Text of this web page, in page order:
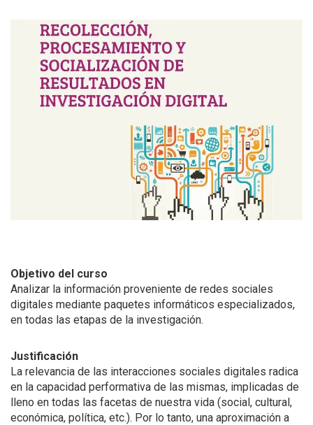
Objetivo del curso
Analizar la información proveniente de redes sociales
digitales mediante paquetes informáticos especializados,
en todas las etapas de la investigación.
Justificación
La relevancia de las interacciones sociales digitales radica
en la capacidad performativa de las mismas, implicadas de
lleno en todas las facetas de nuestra vida (social, cultural,
económica, política, etc.). Por lo tanto, una aproximación a